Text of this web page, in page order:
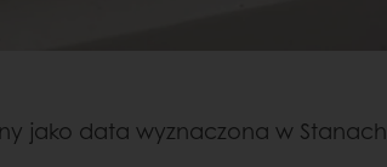
jako data wyznaczona w Stanach